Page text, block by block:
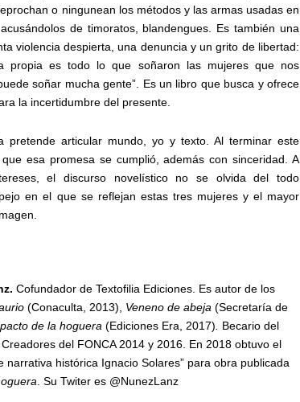
o ningunean los métodos y las armas usadas en
de timoratos, blandengues. Es también una
violencia despierta, una denuncia y un grito de libertad:
propia es todo lo que soñaron las mujeres que nos
soñar mucha gente”. Es un libro que busca y ofrece
la incertidumbre del presente.
pretende articular mundo, yo y texto. Al terminar este
esa promesa se cumplió, además con sinceridad. A
el discurso novelístico no se olvida del todo
en el que se reflejan estas tres mujeres y el mayor
Cofundador de Textofilia Ediciones. Es autor de los
(Conaculta, 2013), Veneno de abeja (Secretaría de
de la hoguera (Ediciones Era, 2017)
Becario del
del FONCA 2014 y 2016. En 2018 obtuvo el
narrativa histórica Ignacio Solares” para obra publicada
Su Twiter es @NunezLanz